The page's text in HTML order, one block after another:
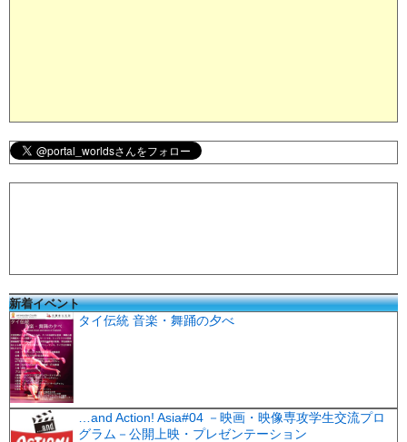
新着イベント
タイ伝統 音楽・舞踊の夕べ
…and Action! Asia#04 －映画・映像専攻学生交流プロ
グラム－公開上映・プレゼンテーション